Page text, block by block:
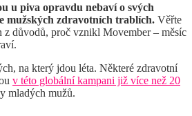
u piva opravdu nebaví o svých
mužských zdravotních trablích. Věřte
z důvodů, proč vznikl Movember – měsíc
na který jdou léta. Některé zdravotní
v této globální kampani již více než 20
mladých mužů.